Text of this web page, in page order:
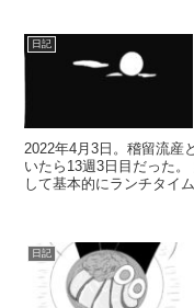
日記
2022年4月3日。稽留流産
いたら13週3日目だった。 妊娠が判明してから、バイトの時間を減ら
して基本的にランチタイ
日記